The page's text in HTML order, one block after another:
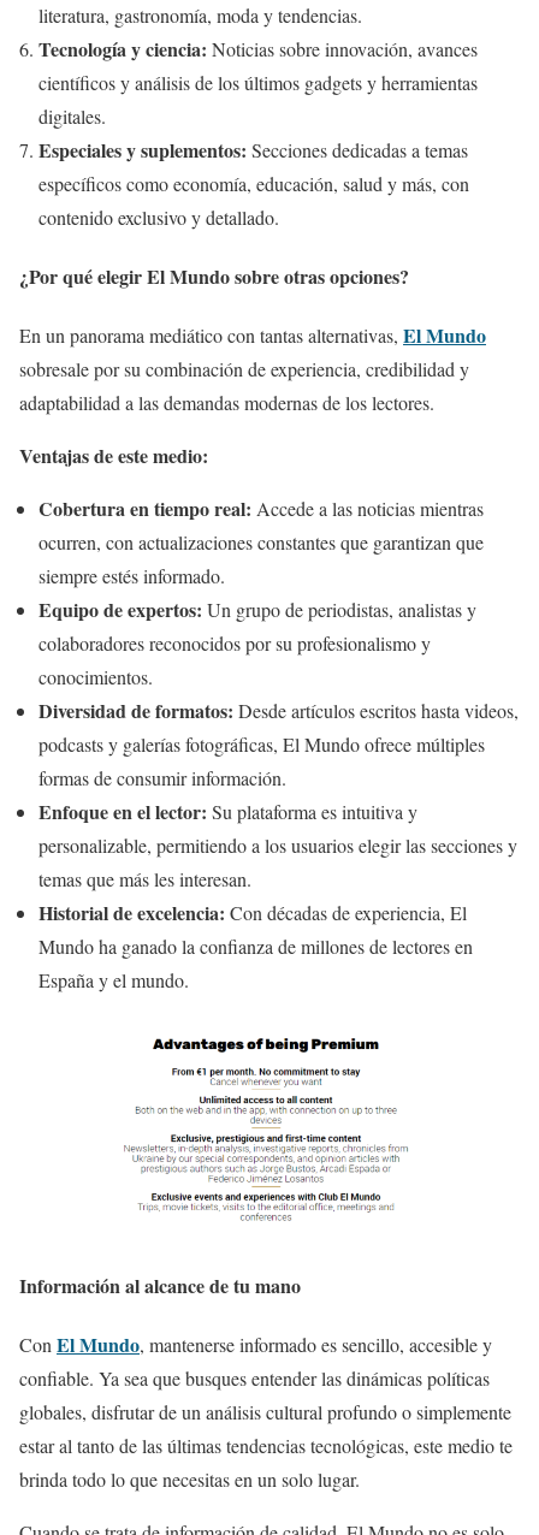
literatura, gastronomía, moda y tendencias.
Tecnología y ciencia: Noticias sobre innovación, avances
científicos y análisis de los últimos gadgets y herramientas
digitales.
Especiales y suplementos: Secciones dedicadas a temas
específicos como economía, educación, salud y más, con
contenido exclusivo y detallado.
¿Por qué elegir El Mundo sobre otras opciones?
En un panorama mediático con tantas alternativas, El Mundo
sobresale por su combinación de experiencia, credibilidad y
adaptabilidad a las demandas modernas de los lectores.
Ventajas de este medio:
Cobertura en tiempo real: Accede a las noticias mientras
ocurren, con actualizaciones constantes que garantizan que
siempre estés informado.
Equipo de expertos: Un grupo de periodistas, analistas y
colaboradores reconocidos por su profesionalismo y
conocimientos.
Diversidad de formatos: Desde artículos escritos hasta videos,
podcasts y galerías fotográficas, El Mundo ofrece múltiples
formas de consumir información.
Enfoque en el lector: Su plataforma es intuitiva y
personalizable, permitiendo a los usuarios elegir las secciones y
temas que más les interesan.
Historial de excelencia: Con décadas de experiencia, El
Mundo ha ganado la confianza de millones de lectores en
España y el mundo.
Información al alcance de tu mano
ConEl Mundo, mantenerse informado es sencillo, accesible y
confiable. Ya sea que busques entender las dinámicas políticas
globales, disfrutar de un análisis cultural profundo o simplemente
estar al tanto de las últimas tendencias tecnológicas, este medio te
brinda todo lo que necesitas en un solo lugar.